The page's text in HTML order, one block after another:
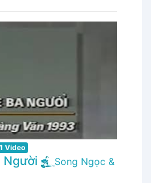
1 Video
Người
Song Ngọc &